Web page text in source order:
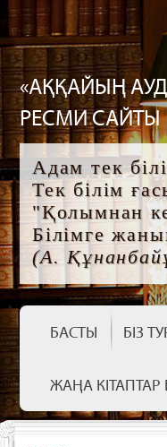
«АҚҚАЙЫҢ
РЕСМИ САЙТЫ
Адам тек
Тек білім
"Қолымнан
Білімге
(А.
БАСТЫ БІЗ
ЖАҢА